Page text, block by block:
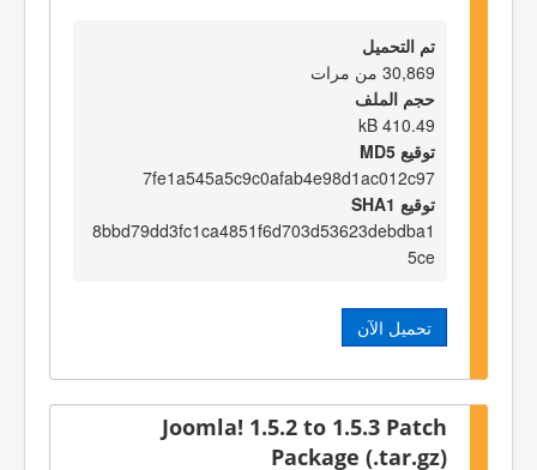
تم التحميل
30,869 من مرات
حجم الملف
410.49 kB
توقيع MD5
7fe1a545a5c9c0afab4e98d1ac012c97
توقيع SHA1
8bbd79dd3fc1ca4851f6d703d53623debdba1
5ce
تحميل الآن
Joomla! 1.5.2 to 1.5.3 Patch
Package (.tar.gz)